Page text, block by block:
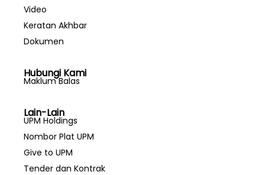
Video
Keratan Akhbar
Dokumen
Hubungi Kami
Maklum Balas
Lain-Lain
UPM Holdings
Nombor Plat UPM
Give to UPM
Tender dan Kontrak